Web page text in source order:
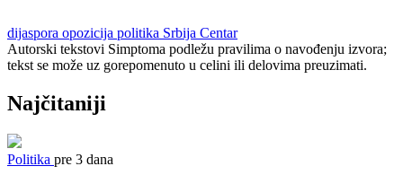
dijaspora opozicija politika Srbija Centar
Autorski tekstovi Simptoma podležu pravilima o navođenju izvora;
tekst se može uz gorepomenuto u celini ili delovima preuzimati.
Najčitaniji
Politika pre 3 dana